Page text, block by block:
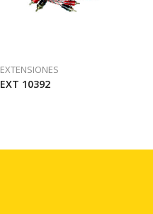
EXTENSIONES
EXT 10392